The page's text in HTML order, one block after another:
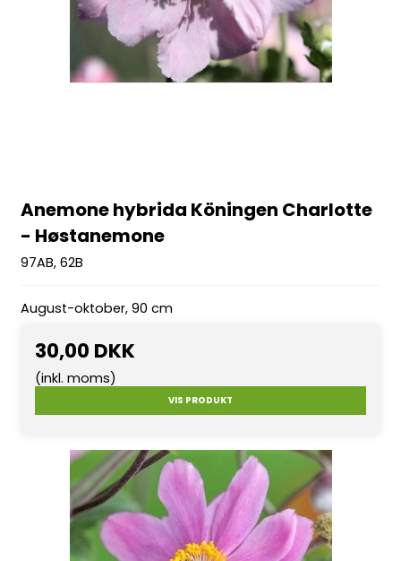
Anemone hybrida Köningen Charlotte
- Høstanemone
97AB, 62B
August-oktober, 90 cm
30,00 DKK
(inkl. moms)
VIS PRODUKT